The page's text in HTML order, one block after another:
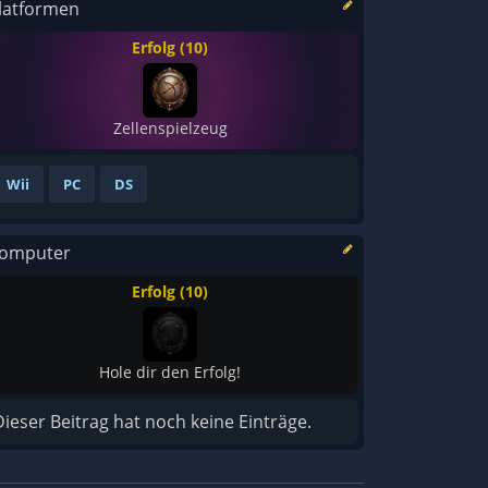
Erfolg (10)
Zellenspielzeug
Wii PC DS
Erfolg (10)
Hole dir den Erfolg!
Beitrag hat noch keine Einträge.